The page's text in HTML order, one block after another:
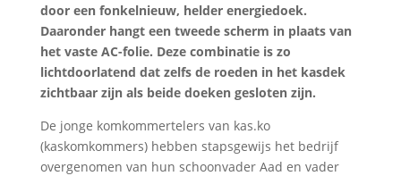
door een fonkelnieuw, helder energiedoek.
Daaronder hangt een tweede scherm in plaats van
het vaste AC-folie. Deze combinatie is zo
lichtdoorlatend dat zelfs de roeden in het kasdek
zichtbaar zijn als beide doeken gesloten zijn.
De jonge komkommertelers van kas.ko
(kaskomkommers) hebben stapsgewijs het bedrijf
overgenomen van hun schoonvader Aad en vader